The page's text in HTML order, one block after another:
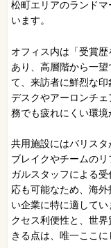
松町エリアのランド
います。
オフィス内は「受賞
あり、高層階から一
て、来訪者に鮮烈な
デスクやアーロンチ
務でも疲れにくい環境
共用施設にはバリス
ブレイクやチームの
ガルスタッフによる
応も可能なため、海
い企業に特に適して
クセス利便性と、世
きる点は、唯一ここに